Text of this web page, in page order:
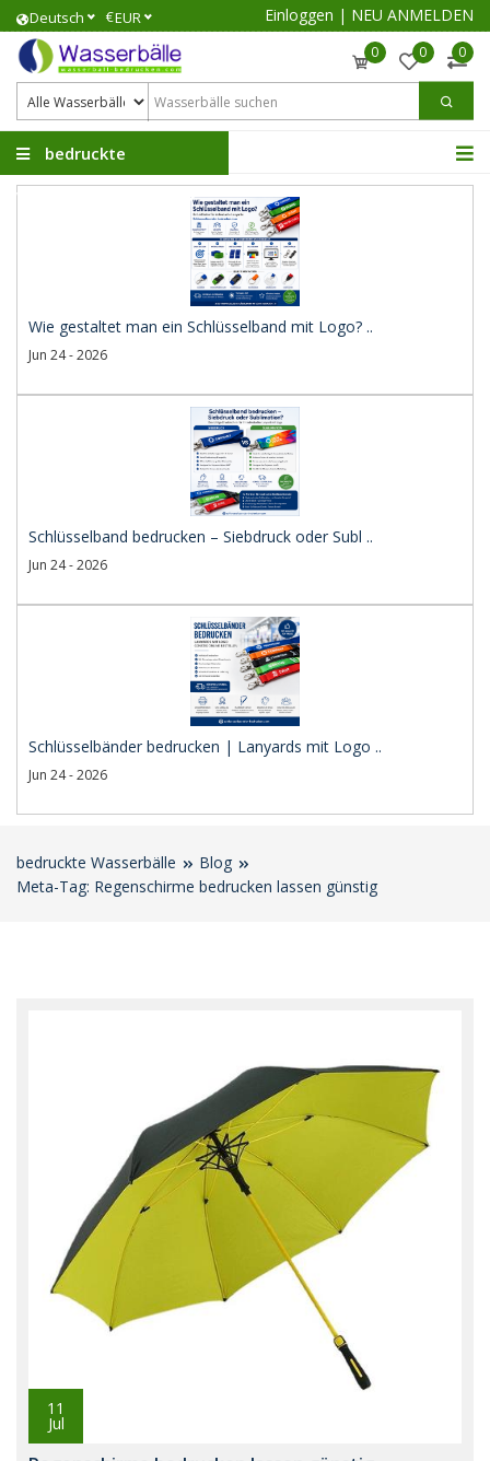
Deutsch €EUR Einloggen | NEU ANMELDEN
0 0 0
bedruckte
Wasserbälle
Wie gestaltet man ein Schlüsselband mit Logo? ..
Jun 24 - 2026
Schlüsselband bedrucken – Siebdruck oder Subl ..
Jun 24 - 2026
Schlüsselbänder bedrucken | Lanyards mit Logo ..
Jun 24 - 2026
bedruckte Wasserbälle
Blog
Meta-Tag: Regenschirme bedrucken lassen günstig
11
Jul